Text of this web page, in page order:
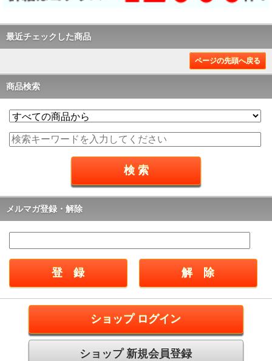
最近チェックした商品
ページの先頭へ戻る
商品検索
メルマガ登録・解除
ショップ ログイン
ショップ 新規会員登録